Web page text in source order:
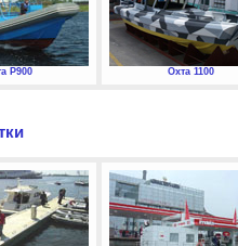
P900 Охта 1100